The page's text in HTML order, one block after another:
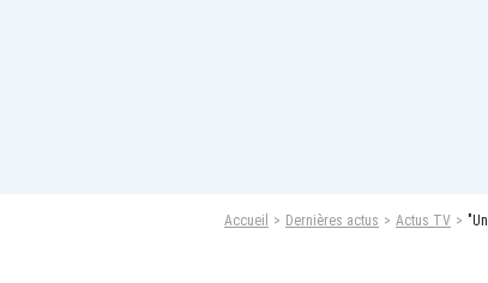
Accueil Dernières actus Actus TV